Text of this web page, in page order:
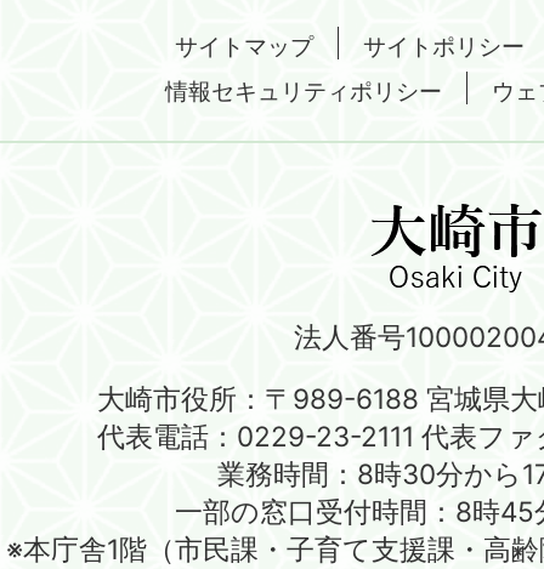
サイトマップ
サイトポリシー
情報セキュリティポリシー
ウ
法人番号
大崎市役所：〒989-6188 宮城県大
代表電話：0229-23-2111 代表フ
業務時間：8時30分から
一部の窓口受付時間：8時
※本庁舎1階（市民課・子育て支援課・高